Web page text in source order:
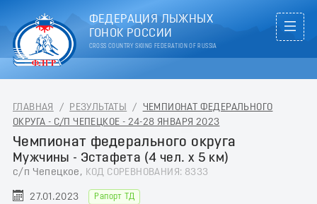
ФЕДЕРАЦИЯ ЛЫЖНЫХ
ГОНОК РОССИИ
CROSS COUNTRY SKIING FEDERATION OF RUSSIA
ГЛАВНАЯ / РЕЗУЛЬТАТЫ / ЧЕМПИОНАТ ФЕДЕРАЛЬНОГО
ОКРУГА - С/П ЧЕПЕЦКОЕ - 24-28 ЯНВАРЯ 2023
Чемпионат федерального округа
Мужчины - Эстафета (4 чел. х 5 км)
с/п Чепецкое, КОД СОРЕВНОВАНИЯ: 8333
27.01.2023 Рапорт ТД